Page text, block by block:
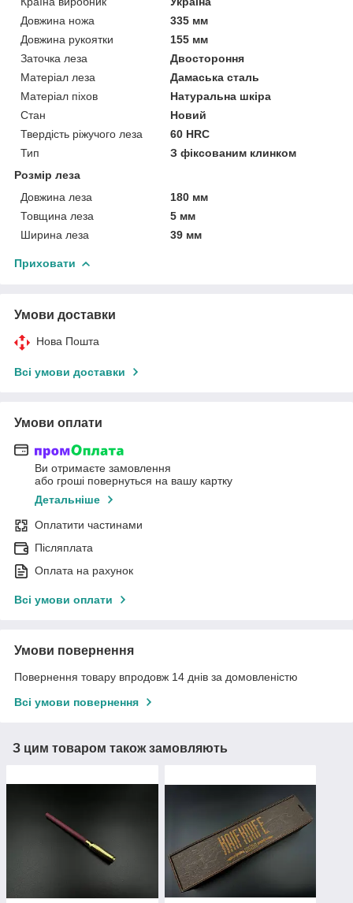
Довжина ножа
335 мм
Довжина рукоятки
155 мм
Заточка леза
Двостороння
Матеріал леза
Дамаська сталь
Матеріал піхов
Натуральна шкіра
Стан
Новий
Твердість ріжучого леза
60 HRC
Тип
З фіксованим клинком
Розмір леза
Довжина леза
180 мм
Товщина леза
5 мм
Ширина леза
39 мм
Приховати
Умови доставки
Нова Пошта
Всі умови доставки
Умови оплати
Ви отримаєте замовлення
або гроші повернуться на вашу картку
Детальніше
Оплатити частинами
Післяплата
Оплата на рахунок
Всі умови оплати
Умови повернення
Повернення товару впродовж 14 днів за домовленістю
Всі умови повернення
З цим товаром також замовляють